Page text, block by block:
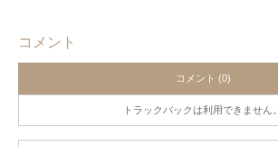
コメント
コメント (0)
トラックバックは利用できません。